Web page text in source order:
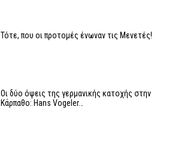
Τότε, που οι προτομές ένωναν τις Μενετές!
Οι δύο όψεις της γερμανικής κατοχής στην
Κάρπαθο: Hans Vogeler…